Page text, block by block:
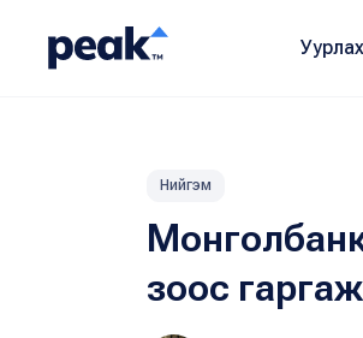
Нийгэм
зоос